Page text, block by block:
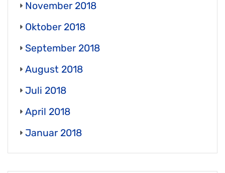
November 2018
Oktober 2018
September 2018
August 2018
Juli 2018
April 2018
Januar 2018